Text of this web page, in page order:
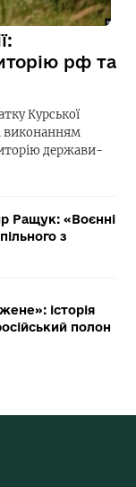
рф та
Курської
виконанням
держави-
Ращук: «Воєнні
з
історія
полон